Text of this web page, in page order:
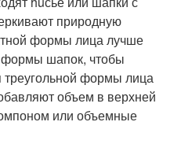
природную
формы лица лучше
формы шапок, чтобы
треугольной формы лица
объем в верхней
или объемные